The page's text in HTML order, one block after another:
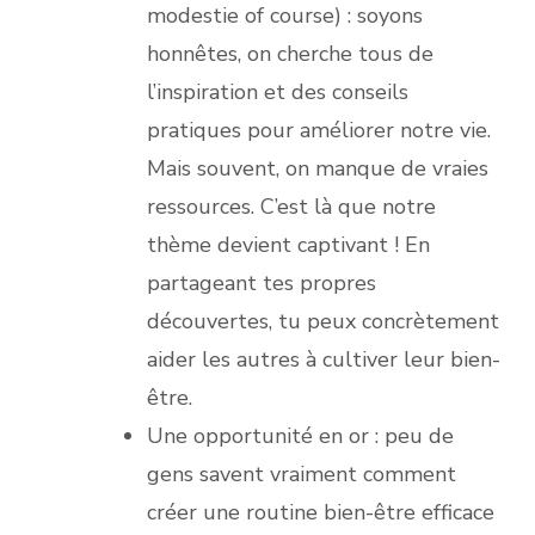
modestie of course) : soyons
honnêtes, on cherche tous de
l’inspiration et des conseils
pratiques pour améliorer notre vie.
Mais souvent, on manque de vraies
ressources. C’est là que notre
thème devient captivant ! En
partageant tes propres
découvertes, tu peux concrètement
aider les autres à cultiver leur bien-
être.
Une opportunité en or : peu de
gens savent vraiment comment
créer une routine bien-être efficace